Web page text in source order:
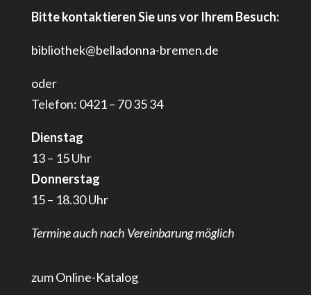
Bitte kontaktieren Sie uns vor Ihrem Besuch:
bibliothek@belladonna-bremen.de
oder
Telefon: 0421 – 70 35 34
Dienstag
13 – 15 Uhr
Donnerstag
15 – 18.30 Uhr
Termine auch nach Vereinbarung möglich
zum Online-Katalog